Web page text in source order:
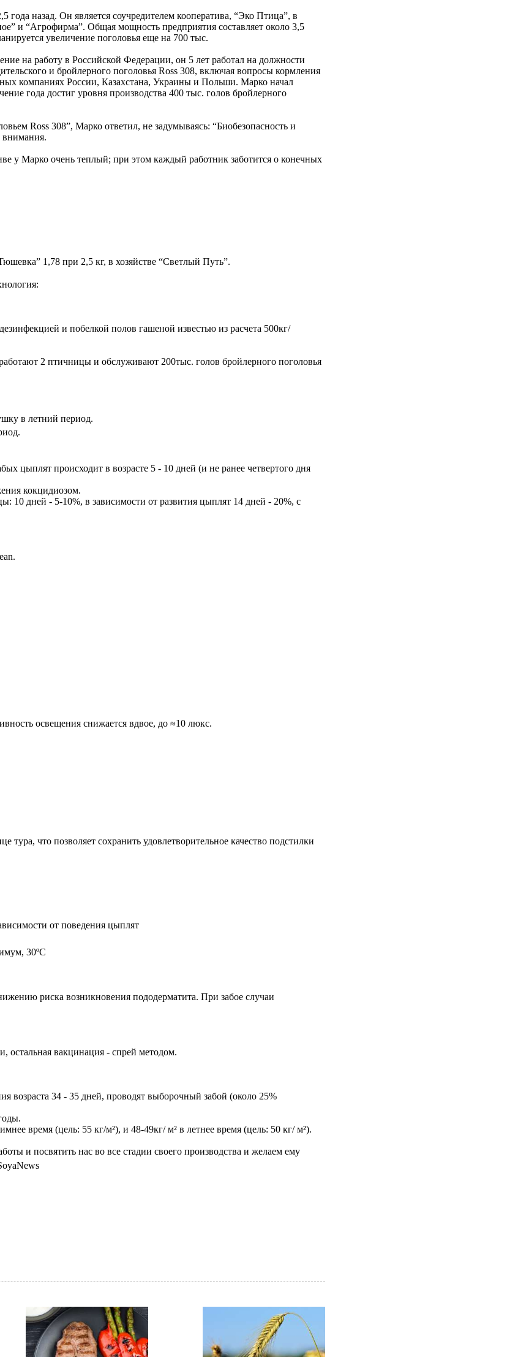
назад. Он является соучредителем кооператива, “Эко Птица”, в
и “Агрофирма”. Общая мощность предприятия составляет около 3,5
увеличение поголовья еще на 700 тыс.
на работу в Российской Федерации, он 5 лет работал на должности
и бройлерного поголовья Ross 308, включая вопросы кормления
компаниях России, Казахстана, Украины и Польши. Марко начал
года достиг уровня производства 400 тыс. голов бройлерного
Ross 308”, Марко ответил, не задумываясь: “Биобезопасность и
внимания.
у Марко очень теплый; при этом каждый работник заботится о конечных
1,78 при 2,5 кг, в хозяйстве “Светлый Путь”.
и побелкой полов гашеной известью из расчета 500кг/
2 птичницы и обслуживают 200тыс. голов бройлерного поголовья
в летний период.
цыплят происходит в возрасте 5 - 10 дней (и не ранее четвертого дня
кокцидиозом.
10 дней - 5-10%, в зависимости от развития цыплят 14 дней - 20%, с
освещения снижается вдвое, до ≈10 люкс.
что позволяет сохранить удовлетворительное качество подстилки
от поведения цыплят
30ºС
риска возникновения пододерматита. При забое случаи
остальная вакцинация - спрей методом.
возраста 34 - 35 дней, проводят выборочный забой (около 25%
время (цель: 55 кг/м²), и 48-49кг/ м² в летнее время (цель: 50 кг/ м²).
и посвятить нас во все стадии своего производства и желаем ему